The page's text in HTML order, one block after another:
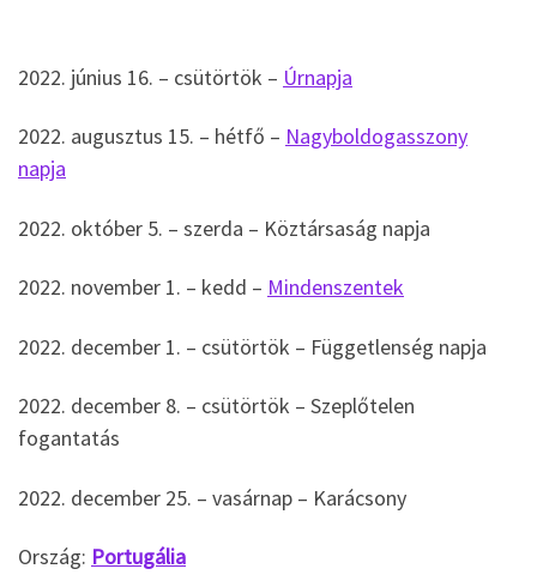
2022. június 16. – csütörtök – Úrnapja
2022. augusztus 15. – hétfő – Nagyboldogasszony
napja
2022. október 5. – szerda – Köztársaság napja
2022. november 1. – kedd – Mindenszentek
2022. december 1. – csütörtök – Függetlenség napja
2022. december 8. – csütörtök – Szeplőtelen
fogantatás
2022. december 25. – vasárnap – Karácsony
Ország: Portugália